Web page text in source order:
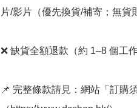
片/影片（優先換貨/補寄；無貨
❌ 缺貨全額退款（約 1–8 個工
📌 完整條款請見：網站「訂購